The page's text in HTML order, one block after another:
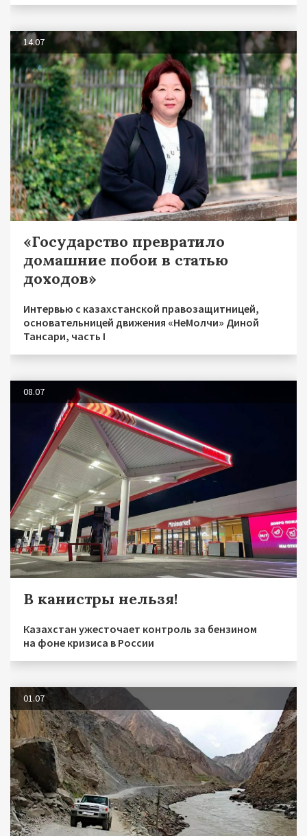
14.07
«Государство превратило
домашние побои в статью
доходов»
Интервью с казахстанской правозащитницей,
основательницей движения «НеМолчи» Диной
Тансари, часть I
08.07
В канистры нельзя!
Казахстан ужесточает контроль за бензином
на фоне кризиса в России
01.07